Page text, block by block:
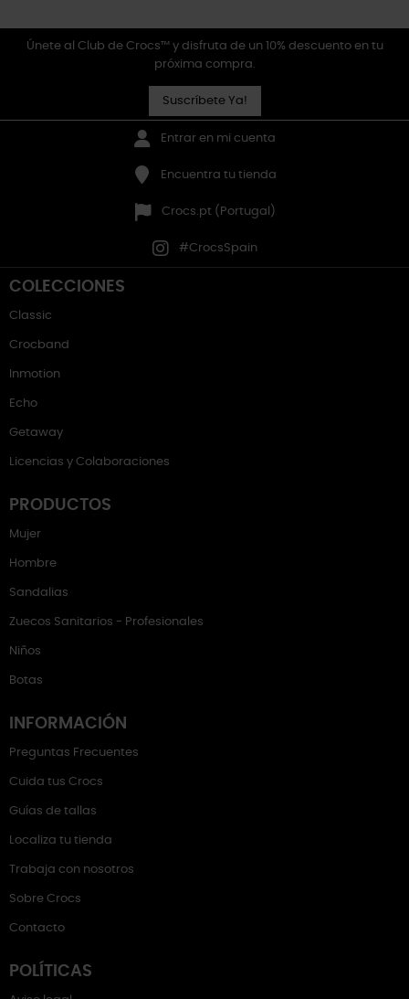
Únete al Club de Crocs™ y disfruta de un 10% descuento en tu
próxima compra.
Suscríbete Ya!
Entrar en mi cuenta
Encuentra tu tienda
Crocs.pt (Portugal)
#CrocsSpain
COLECCIONES
Classic
Crocband
Inmotion
Echo
Getaway
Licencias y Colaboraciones
PRODUCTOS
Mujer
Hombre
Sandalias
Zuecos Sanitarios - Profesionales
Niños
Botas
INFORMACIÓN
Preguntas Frecuentes
Cuida tus Crocs
Guías de tallas
Localiza tu tienda
Trabaja con nosotros
Sobre Crocs
Contacto
POLÍTICAS